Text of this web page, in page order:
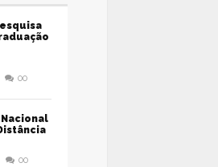
00
00